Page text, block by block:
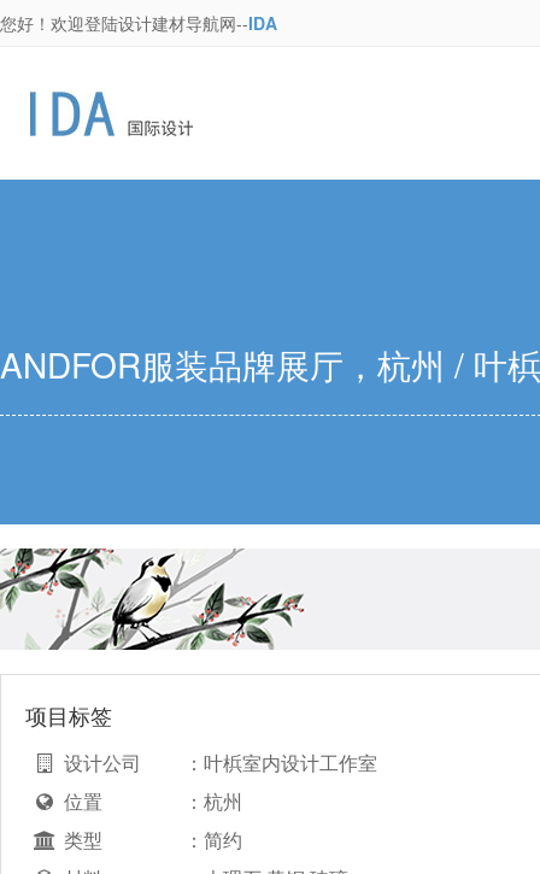
您好！欢迎登陆设计建材导航网--IDA
ANDFOR服装品牌展厅，杭州 / 叶
项目标签
设计公司 ： 叶梹室内设计工作室
位置
： 杭州
类型
： 简约